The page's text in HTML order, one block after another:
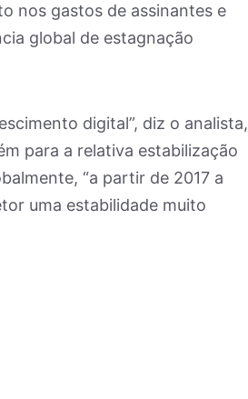
nos gastos de assinantes e
global de estagnação
digital”, diz o analista,
para a relativa estabilização
“a partir de 2017 a
uma estabilidade muito